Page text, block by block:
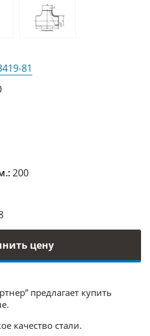
81
200
цену
предлагает купить
качество стали.